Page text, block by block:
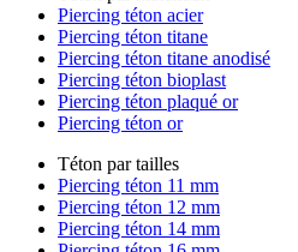
Piercing téton acier
Piercing téton titane
Piercing téton titane anodisé
Piercing téton bioplast
Piercing téton plaqué or
Piercing téton or
Téton par tailles
Piercing téton 11 mm
Piercing téton 12 mm
Piercing téton 14 mm